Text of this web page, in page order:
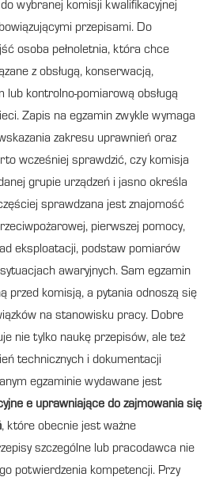
wybranej komisji kwalifikacyjnej
przepisami. Do
osoba pełnoletnia, która chce
z obsługą, konserwacją,
lub kontrolno-pomiarową obsługą
Zapis na egzamin zwykle wymaga
zakresu uprawnień oraz
wcześniej sprawdzić, czy komisja
grupie urządzeń i jasno określa
sprawdzana jest znajomość
pierwszej pomocy,
eksploatacji, podstaw pomiarów
awaryjnych. Sam egzamin
przed komisją, a pytania odnoszą się
na stanowisku pracy. Dobre
nie tylko naukę przepisów, ale też
technicznych i dokumentacji
egzaminie wydawane jest
e uprawniające do zajmowania się
, które obecnie jest ważne
szczególne lub pracodawca nie
potwierdzenia kompetencji. Przy